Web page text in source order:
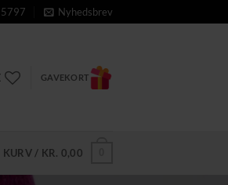
Nyhedsbrev
GAVEKORT
KURV / KR. 0,00